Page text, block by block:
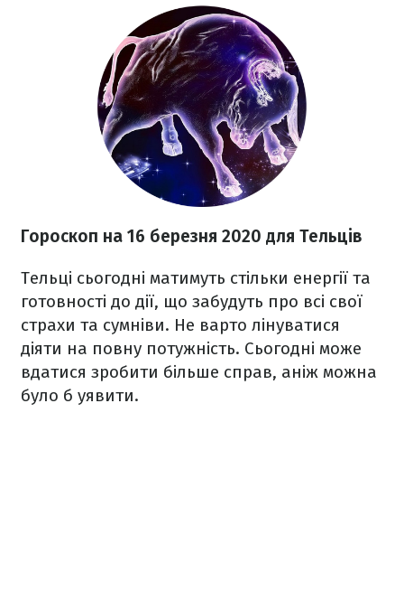
Гороскоп на 16 березня 2020 для Тельців
Тельці сьогодні матимуть стільки енергії та
готовності до дії, що забудуть про всі свої
страхи та сумніви. Не варто лінуватися
діяти на повну потужність. Сьогодні може
вдатися зробити більше справ, аніж можна
було б уявити.